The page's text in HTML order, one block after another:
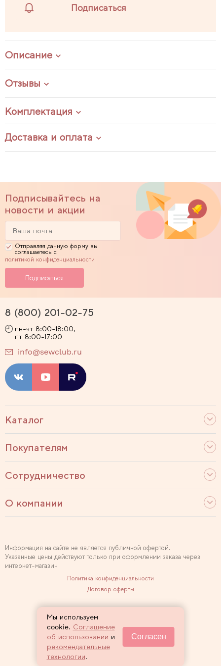
Подписаться
Описание
Отзывы
Комплектация
Доставка и оплата
Подписывайтесь на
новости и акции
Отправляя данную форму вы
соглашаетесь с
политикой конфиденциальности
Каталог
Покупателям
Сотрудничество
О компании
8 (800) 201-02-75
пн-чт 8:00-18:00,
пт 8:00-17:00
info@sewclub.ru
2007 — 2026 Sewclub
Информация на сайте не является публичной офертой.
Указанные цены действуют только при оформлении заказа через
интернет-магазин
Политика конфиденциальности
Договор оферты
Мы используем
cookie. Соглашение
об использовании и
рекомендательные
технологии.
Согласен